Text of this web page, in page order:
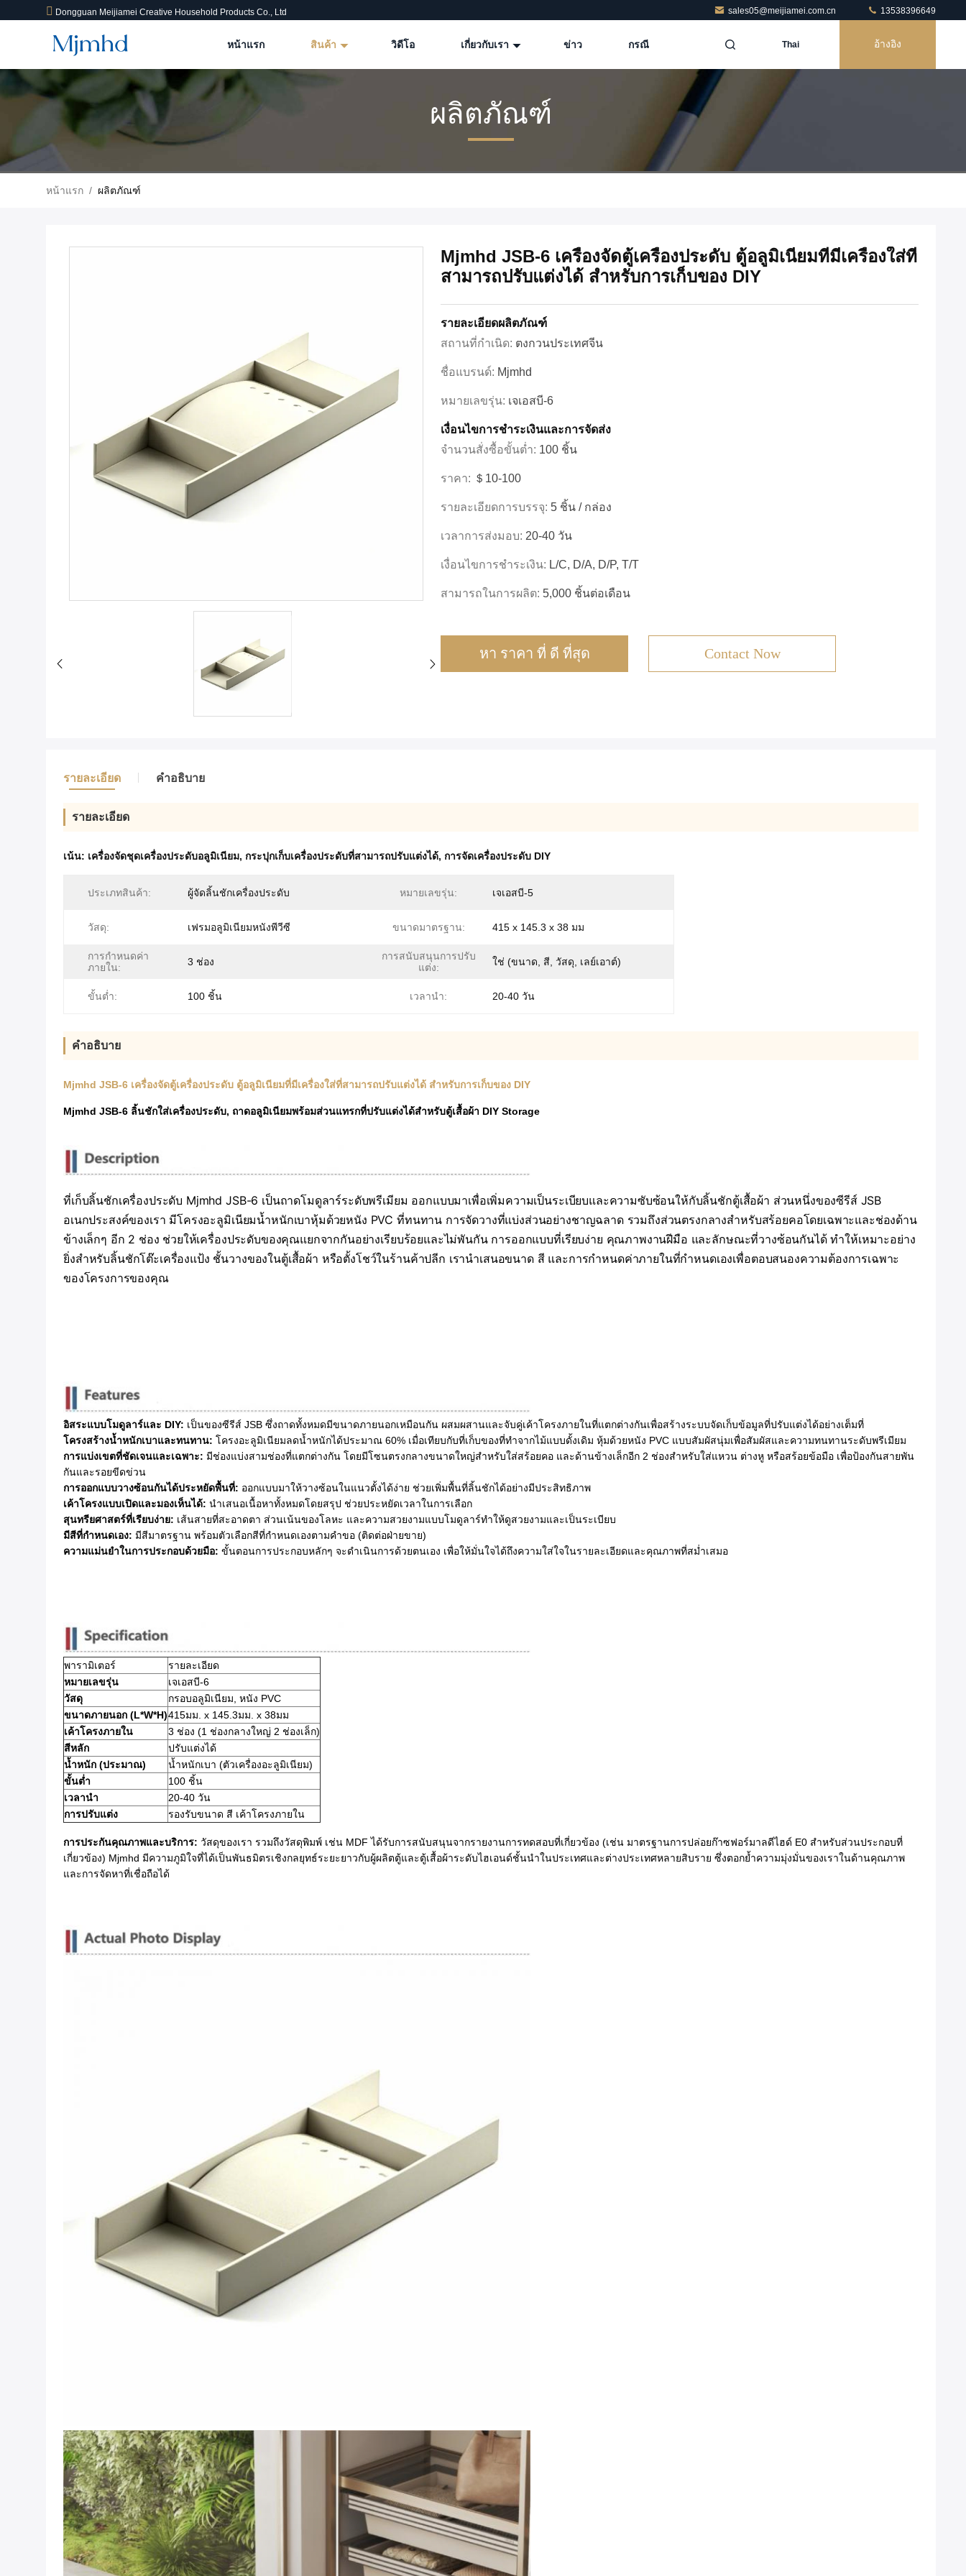
Dongguan Meijiamei Creative Household Products Co., Ltd sales05@meijiamei.com.cn 13538396649
หน้าแรก สินค้า วิดีโอ เกี่ยวกับเรา ข่าว กรณี Thai อ้างอิง
ผลิตภัณฑ์
หน้าแรก / ผลิตภัณฑ์
Mjmhd JSB-6 เครื่องจัดตู้เครื่องประดับ ตู้อลูมิเนียมที่มีเครื่องใส่ที่
สามารถปรับแต่งได้ สําหรับการเก็บของ DIY
รายละเอียดผลิตภัณฑ์
สถานที่กำเนิด: ตงกวนประเทศจีน
ชื่อแบรนด์: Mjmhd
หมายเลขรุ่น: เจเอสบี-6
เงื่อนไขการชําระเงินและการจัดส่ง
จำนวนสั่งซื้อขั้นต่ำ: 100 ชิ้น
ราคา: ＄10-100
รายละเอียดการบรรจุ: 5 ชิ้น / กล่อง
เวลาการส่งมอบ: 20-40 วัน
เงื่อนไขการชำระเงิน: L/C, D/A, D/P, T/T
สามารถในการผลิต: 5,000 ชิ้นต่อเดือน
หา ราคา ที่ ดี ที่สุด Contact Now
รายละเอียด คําอธิบาย
รายละเอียด
เน้น: เครื่องจัดชุดเครื่องประดับอลูมิเนียม, กระปุกเก็บเครื่องประดับที่สามารถปรับแต่งได้, การจัดเครื่องประดับ DIY
ประเภทสินค้า: ผู้จัดลิ้นชักเครื่องประดับ หมายเลขรุ่น: เจเอสบี-5
วัสดุ: เฟรมอลูมิเนียมหนังพีวีซี ขนาดมาตรฐาน: 415 x 145.3 x 38 มม
การกำหนดค่า
ภายใน:
3 ช่อง
การสนับสนุนการปรับ
แต่ง:
ใช่ (ขนาด, สี, วัสดุ, เลย์เอาต์)
ขั้นต่ำ: 100 ชิ้น เวลานำ: 20-40 วัน
คําอธิบาย
Mjmhd JSB-6 เครื่องจัดตู้เครื่องประดับ ตู้อลูมิเนียมที่มีเครื่องใส่ที่สามารถปรับแต่งได้ สําหรับการเก็บของ DIY
Mjmhd JSB-6 ลิ้นชักใส่เครื่องประดับ, ถาดอลูมิเนียมพร้อมส่วนแทรกที่ปรับแต่งได้สำหรับตู้เสื้อผ้า DIY Storage
ที่เก็บลิ้นชักเครื่องประดับ Mjmhd JSB-6 เป็นถาดโมดูลาร์ระดับพรีเมียม ออกแบบมาเพื่อเพิ่มความเป็นระเบียบและความซับซ้อนให้กับลิ้นชักตู้เสื้อผ้า ส่วนหนึ่งของซีรีส์ JSB
อเนกประสงค์ของเรา มีโครงอะลูมิเนียมน้ำหนักเบาหุ้มด้วยหนัง PVC ที่ทนทาน การจัดวางที่แบ่งส่วนอย่างชาญฉลาด รวมถึงส่วนตรงกลางสำหรับสร้อยคอโดยเฉพาะและช่องด้าน
ข้างเล็กๆ อีก 2 ช่อง ช่วยให้เครื่องประดับของคุณแยกจากกันอย่างเรียบร้อยและไม่พันกัน การออกแบบที่เรียบง่าย คุณภาพงานฝีมือ และลักษณะที่วางซ้อนกันได้ ทำให้เหมาะอย่าง
ยิ่งสำหรับลิ้นชักโต๊ะเครื่องแป้ง ชั้นวางของในตู้เสื้อผ้า หรือตั้งโชว์ในร้านค้าปลีก เรานำเสนอขนาด สี และการกำหนดค่าภายในที่กำหนดเองเพื่อตอบสนองความต้องการเฉพาะ
ของโครงการของคุณ
อิสระแบบโมดูลาร์และ DIY: ​ เป็นของซีรีส์ JSB ซึ่งถาดทั้งหมดมีขนาดภายนอกเหมือนกัน ผสมผสานและจับคู่เค้าโครงภายในที่แตกต่างกันเพื่อสร้างระบบจัดเก็บข้อมูลที่ปรับแต่งได้อย่างเต็มที่
โครงสร้างน้ำหนักเบาและทนทาน: ​ โครงอะลูมิเนียมลดน้ำหนักได้ประมาณ 60% เมื่อเทียบกับที่เก็บของที่ทำจากไม้แบบดั้งเดิม หุ้มด้วยหนัง PVC แบบสัมผัสนุ่มเพื่อสัมผัสและความทนทานระดับพรีเมียม
การแบ่งเขตที่ชัดเจนและเฉพาะ: ​ มีช่องแบ่งสามช่องที่แตกต่างกัน โดยมีโซนตรงกลางขนาดใหญ่สำหรับใส่สร้อยคอ และด้านข้างเล็กอีก 2 ช่องสำหรับใส่แหวน ต่างหู หรือสร้อยข้อมือ เพื่อป้องกันสายพัน
กันและรอยขีดข่วน
การออกแบบวางซ้อนกันได้ประหยัดพื้นที่: ​ ออกแบบมาให้วางซ้อนในแนวตั้งได้ง่าย ช่วยเพิ่มพื้นที่ลิ้นชักได้อย่างมีประสิทธิภาพ
เค้าโครงแบบเปิดและมองเห็นได้: ​ นำเสนอเนื้อหาทั้งหมดโดยสรุป ช่วยประหยัดเวลาในการเลือก
สุนทรียศาสตร์ที่เรียบง่าย: ​ เส้นสายที่สะอาดตา ส่วนเน้นของโลหะ และความสวยงามแบบโมดูลาร์ทำให้ดูสวยงามและเป็นระเบียบ
มีสีที่กำหนดเอง: ​ มีสีมาตรฐาน พร้อมตัวเลือกสีที่กำหนดเองตามคำขอ (ติดต่อฝ่ายขาย)
ความแม่นยำในการประกอบด้วยมือ: ​ ขั้นตอนการประกอบหลักๆ จะดำเนินการด้วยตนเอง เพื่อให้มั่นใจได้ถึงความใส่ใจในรายละเอียดและคุณภาพที่สม่ำเสมอ
พารามิเตอร์
รายละเอียด
หมายเลขรุ่น
เจเอสบี-6
วัสดุ
กรอบอลูมิเนียม, หนัง PVC
ขนาดภายนอก (L*W*H)415มม. x 145.3มม. x 38มม
เค้าโครงภายใน
3 ช่อง (1 ช่องกลางใหญ่ 2 ช่องเล็ก)
สีหลัก
ปรับแต่งได้
น้ำหนัก (ประมาณ)
น้ำหนักเบา (ตัวเครื่องอะลูมิเนียม)
ขั้นต่ำ
100 ชิ้น
เวลานำ
20-40 วัน
การปรับแต่ง
รองรับขนาด สี เค้าโครงภายใน
การประกันคุณภาพและบริการ: ​ วัสดุของเรา รวมถึงวัสดุพิมพ์ เช่น MDF ได้รับการสนับสนุนจากรายงานการทดสอบที่เกี่ยวข้อง (เช่น มาตรฐานการปล่อยก๊าซฟอร์มาลดีไฮด์ E0 สำหรับส่วนประกอบที่
เกี่ยวข้อง) Mjmhd มีความภูมิใจที่ได้เป็นพันธมิตรเชิงกลยุทธ์ระยะยาวกับผู้ผลิตตู้และตู้เสื้อผ้าระดับไฮเอนด์ชั้นนำในประเทศและต่างประเทศหลายสิบราย ซึ่งตอกย้ำความมุ่งมั่นของเราในด้านคุณภาพ
และการจัดหาที่เชื่อถือได้